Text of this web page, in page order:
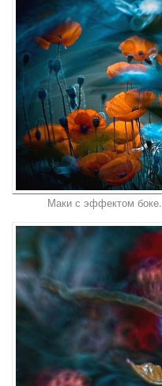
Маки с эффектом